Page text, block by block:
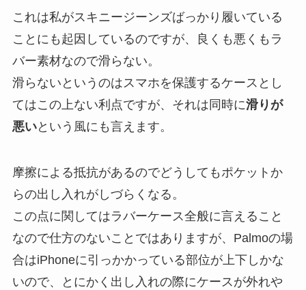
これは私がスキニージーンズばっかり履いている
ことにも起因しているのですが、良くも悪くもラ
バー素材なので滑らない。
滑らないというのはスマホを保護するケースとし
てはこの上ない利点ですが、それは同時に滑りが
悪いという風にも言えます。
摩擦による抵抗があるのでどうしてもポケットか
らの出し入れがしづらくなる。
この点に関してはラバーケース全般に言えること
なので仕方のないことではありますが、Palmoの場
合はiPhoneに引っかかっている部位が上下しかな
いので、とにかく出し入れの際にケースが外れや